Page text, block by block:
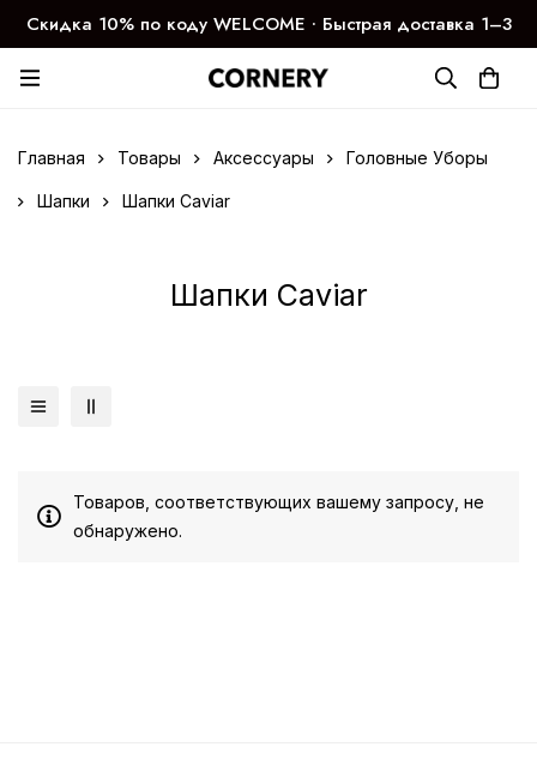
Скидка 10% по коду WELCOME ∙ Быстрая доставка 1–3
дня
Главная Товары Аксессуары Головные Уборы
Шапки Шапки Caviar
Шапки Caviar
Товаров, соответствующих вашему запросу, не
обнаружено.